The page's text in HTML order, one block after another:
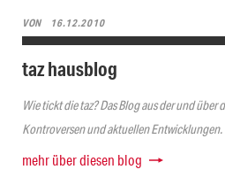
VON 16.12.2010
taz hausblog
Wie tickt die taz? Das Blog aus der und über
Kontroversen und aktuellen Entwicklungen.
mehr über diesen blog